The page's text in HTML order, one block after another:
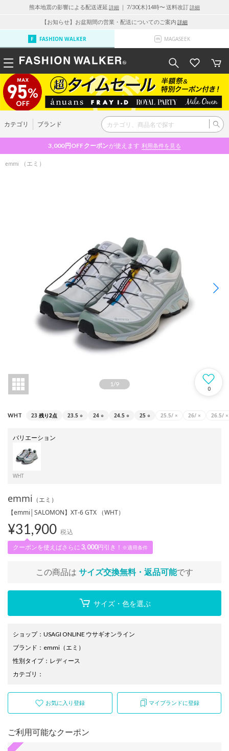
熊本地震の影響による配送遅延 詳細 ｜ 7/30(木)14時〜 送料改訂詳細
【お知らせ】お盆期間の営業・配送についてのご案内 詳細
FASHION WALKER MAGASEEK
カテゴリ ブランド
3,000円OFFクーポンが使えます 利用条件を見る
emmi （エミ）
1 /9
0
WHT 23 残り2点 23.5 ○ 24 ○ 24.5 ○ 25 ○ 25.5/ × 26/ × 26.5/ ×
バリエーション
WHT
emmi （エミ）
【emmi│SALOMON】XT-6 GTX （WHT）
¥31,900 税込
クーポンを使えばさらに 3,000円引き！ ※適用条件
この商品は サイズ交換無料・返品可能です
サイズ・色を選ぶ
ショップ： USAGI ONLINE ウサギオンライン
ブランド ： emmi （エミ）
性別タイプ： レディース
カテゴリ ：
お気に入り登録 マイブランドに登録
ご利用可能なクーポン